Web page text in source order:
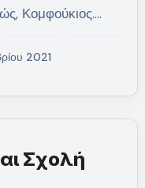
Κομφούκιος.…
2021
Σχολή